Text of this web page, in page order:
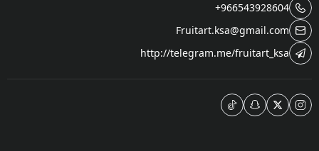
+966543928604
Fruitart.ksa@gmail.com
http://telegram.me/fruitart_ksa